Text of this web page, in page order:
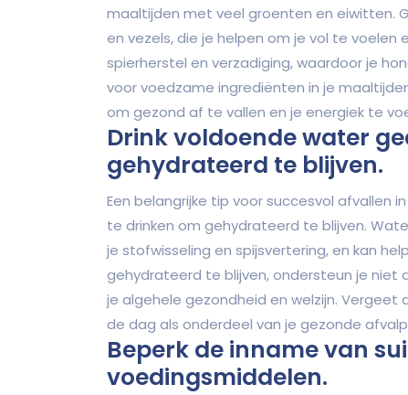
maaltijden met veel groenten en eiwitten.
en vezels, die je helpen om je vol te voelen
spierherstel en verzadiging, waardoor je
voor voedzame ingrediënten in je
om gezond af te vallen en je energiek te
Drink voldoende water
gehydrateerd te blijven.
Een belangrijke tip voor succesvol afvallen
te drinken om gehydrateerd te blijven.
je stofwisseling en spijsvertering, en kan
gehydrateerd te blijven, ondersteun je niet
je algehele gezondheid en welzijn.
de dag als onderdeel van je gezonde
Beperk de inname van
voedingsmiddelen.